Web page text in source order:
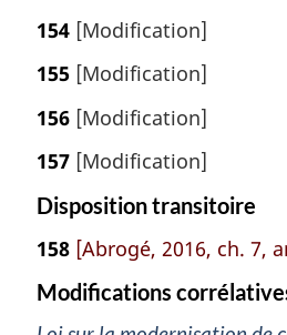
154 [Modification]
155 [Modification]
156 [Modification]
157 [Modification]
Disposition transitoire
158 [Abrogé, 2016, ch. 7,
Modifications